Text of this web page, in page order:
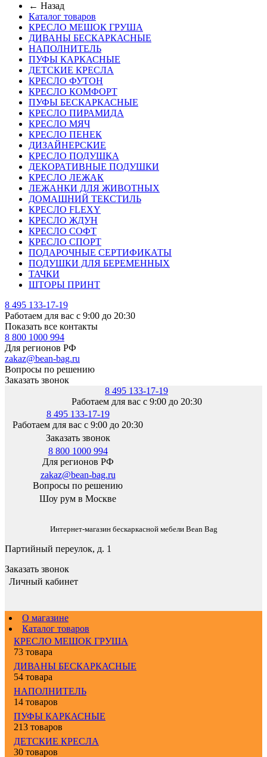
← Назад
Каталог товаров
КРЕСЛО МЕШОК ГРУША
ДИВАНЫ БЕСКАРКАСНЫЕ
НАПОЛНИТЕЛЬ
ПУФЫ КАРКАСНЫЕ
ДЕТСКИЕ КРЕСЛА
КРЕСЛО ФУТОН
КРЕСЛО КОМФОРТ
ПУФЫ БЕСКАРКАСНЫЕ
КРЕСЛО ПИРАМИДА
КРЕСЛО МЯЧ
КРЕСЛО ПЕНЕК
ДИЗАЙНЕРСКИЕ
КРЕСЛО ПОДУШКА
ДЕКОРАТИВНЫЕ ПОДУШКИ
КРЕСЛО ЛЕЖАК
ЛЕЖАНКИ ДЛЯ ЖИВОТНЫХ
ДОМАШНИЙ ТЕКСТИЛЬ
КРЕСЛО FLEXY
КРЕСЛО ЖДУН
КРЕСЛО СОФТ
КРЕСЛО СПОРТ
ПОДАРОЧНЫЕ СЕРТИФИКАТЫ
ПОДУШКИ ДЛЯ БЕРЕМЕННЫХ
ТАЧКИ
ШТОРЫ ПРИНТ
8 495 133-17-19
Работаем для вас с 9:00 до 20:30
Показать все контакты
8 800 1000 994
Для регионов РФ
zakaz@bean-bag.ru
Вопросы по решению
Заказать звонок
8 495 133-17-19
Работаем для вас с 9:00 до 20:30
8 495 133-17-19
Работаем для вас с 9:00 до 20:30
Заказать звонок
8 800 1000 994
Для регионов РФ
zakaz@bean-bag.ru
Вопросы по решению
Шоу рум в Москве
Интернет-магазин бескаркасной мебели Bean Bag
Партийный переулок, д. 1
Заказать звонок
Личный кабинет
О магазине
Каталог товаров
КРЕСЛО МЕШОК ГРУША
73 товара
ДИВАНЫ БЕСКАРКАСНЫЕ
54 товара
НАПОЛНИТЕЛЬ
14 товаров
ПУФЫ КАРКАСНЫЕ
213 товаров
ДЕТСКИЕ КРЕСЛА
30 товаров